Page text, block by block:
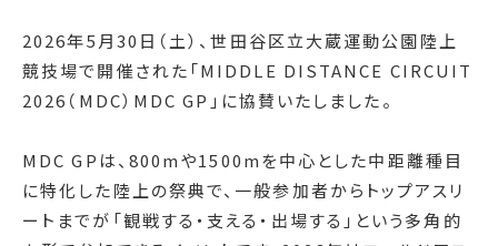
2026年5月30日（土）、世田谷区立大蔵運動公園陸上
競技場で開催された「MIDDLE DISTANCE CIRCUIT
2026（MDC）MDC GP」に協賛いたしました。
MDC GPは、800mや1500mを中心とした中距離種目
に特化した陸上の祭典で、一般参加者からトップアスリ
ートまでが「観戦する・支える・出場する」という多角的